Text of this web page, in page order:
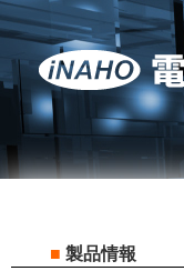
■ 製品情報